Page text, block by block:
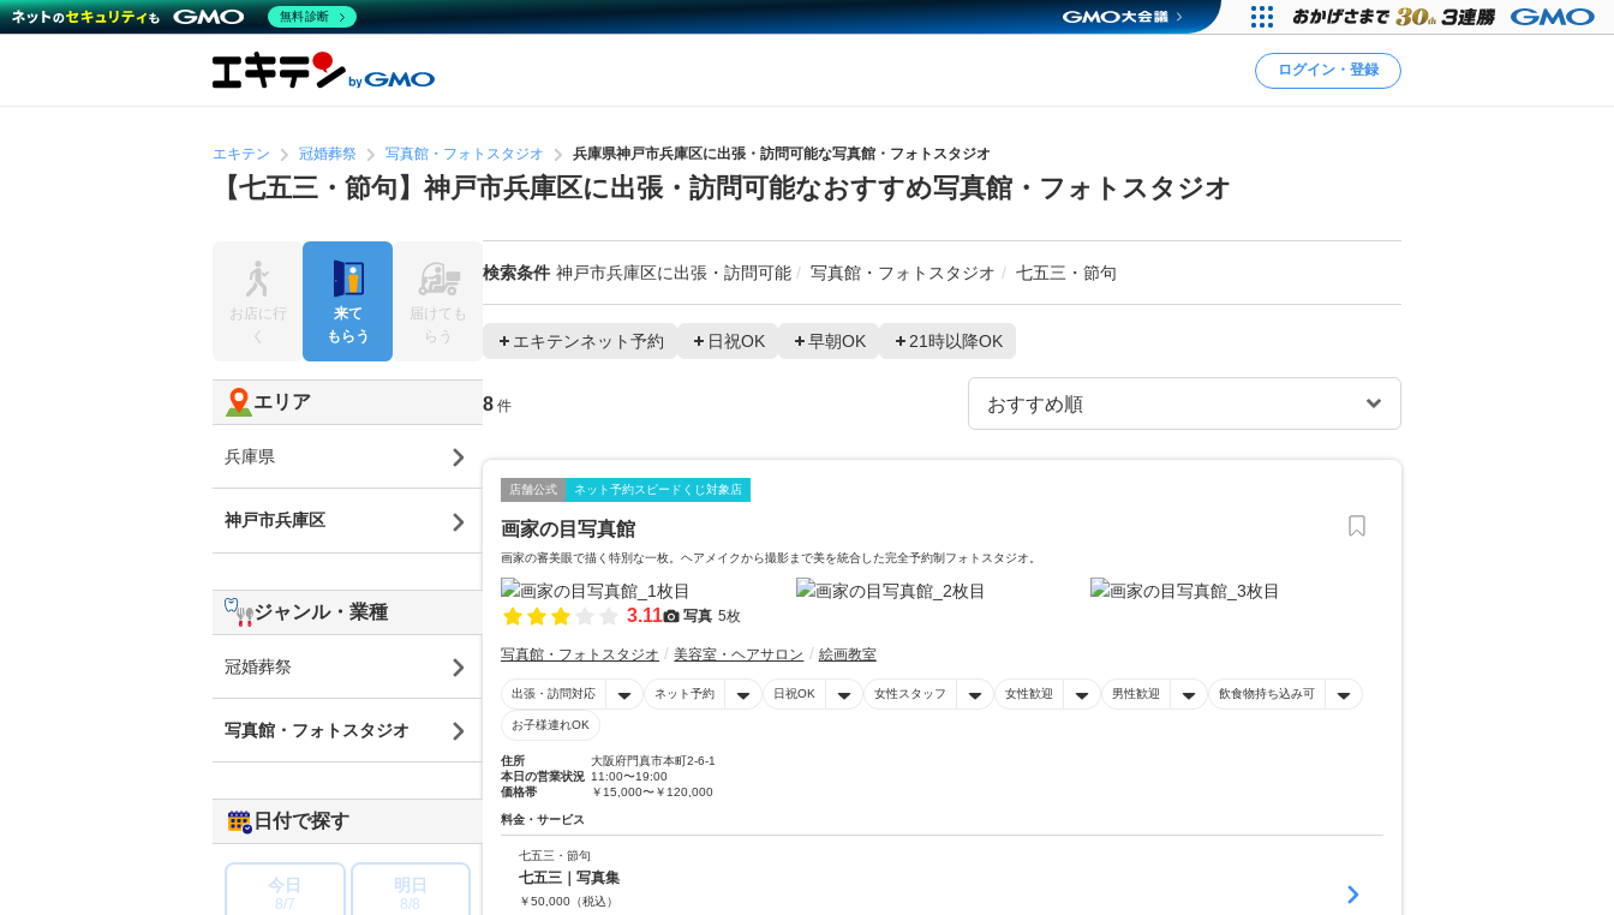
ログイン・登録
エキテン 冠婚葬祭 写真館・フォトスタジオ 兵庫県神戸市兵庫区に出張・訪問可能な写真館・フォトスタジオ
【七五三・節句】神戸市兵庫区に出張・訪問可能なおすすめ写真館・フォトスタジオ
検索条件 神戸市兵庫区に出張・訪問可能 写真館・フォトスタジオ 七五三・節句
エキテンネット予約 日祝OK 早朝OK 21時以降OK
8 件
店舗公式 ネット予約スピードくじ対象店
画家の目写真館
画家の審美眼で描く特別な一枚。ヘアメイクから撮影まで美を統合した完全予約制フォトスタジオ。
3.11 写真 5枚
写真館・フォトスタジオ 美容室・ヘアサロン 絵画教室
出張・訪問対応 ネット予約 日祝OK 女性スタッフ 女性歓迎 男性歓迎 飲食物持ち込み可
お子様連れOK
住所
大阪府門真市本町2-6-1
本日の営業状況 11:00〜19:00
価格帯
￥15,000〜￥120,000
料金・サービス
七五三・節句
七五三｜写真集
￥50,000 （税込）
お店に行
く
来て
もらう
届けても
らう
エリア
兵庫県
神戸市兵庫区
ジャンル・業種
冠婚葬祭
写真館・フォトスタジオ
日付で探す
今日
8/7
明日
8/8
無料診断